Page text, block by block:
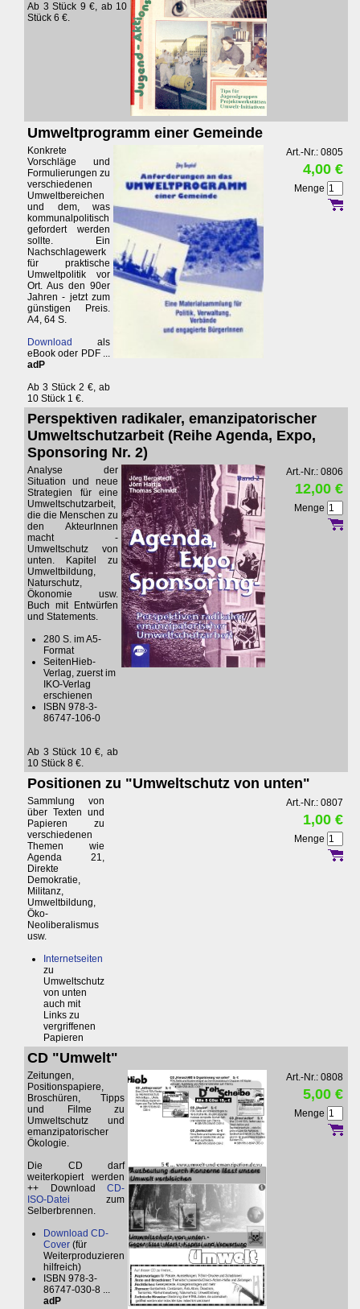
Ab 3 Stück 9 €, ab 10
Stück 6 €.
Umweltprogramm einer Gemeinde
Konkrete
Vorschläge und
Formulierungen zu
verschiedenen
Umweltbereichen
und dem, was
kommunalpolitisch
gefordert werden
sollte. Ein
Nachschlagewerk
für praktische
Umweltpolitik vor
Ort. Aus den 90er
Jahren - jetzt zum
günstigen Preis.
A4, 64 S.
Download
als
eBook oder PDF ...
adP
Ab 3 Stück 2 €, ab
10 Stück 1 €.
Art.-Nr.: 0805
4,00 €
Menge
Perspektiven radikaler, emanzipatorischer
Umweltschutzarbeit (Reihe Agenda, Expo,
Sponsoring Nr. 2)
Analyse der
Situation und neue
Strategien für eine
Umweltschutzarbeit,
die die Menschen zu
den AkteurInnen
macht -
Umweltschutz von
unten. Kapitel zu
Umweltbildung,
Naturschutz,
Ökonomie usw.
Buch mit Entwürfen
und Statements.
280 S. im A5-
Format
SeitenHieb-
Verlag, zuerst im
IKO-Verlag
erschienen
ISBN 978-3-
86747-106-0
Ab 3 Stück 10 €, ab
10 Stück 8 €.
Art.-Nr.: 0806
12,00 €
Menge
Positionen zu "Umweltschutz von unten"
Sammlung von
über Texten und
Papieren zu
verschiedenen
Themen wie
Agenda 21,
Direkte
Demokratie,
Militanz,
Umweltbildung,
Öko-
Neoliberalismus
usw.
Internetseiten
zu
Umweltschutz
von unten
auch mit
Links zu
vergriffenen
Papieren
Art.-Nr.: 0807
1,00 €
Menge
CD "Umwelt"
Zeitungen,
Positionspapiere,
Broschüren, Tipps
und Filme zu
Umweltschutz und
emanzipatorischer
Ökologie.
Die CD darf
weiterkopiert werden
++ Download CD-
ISO-Datei zum
Selberbrennen.
Download CD-
Cover (für
Weiterproduzieren
hilfreich)
ISBN 978-3-
86747-030-8 ...
adP
Art.-Nr.: 0808
5,00 €
Menge